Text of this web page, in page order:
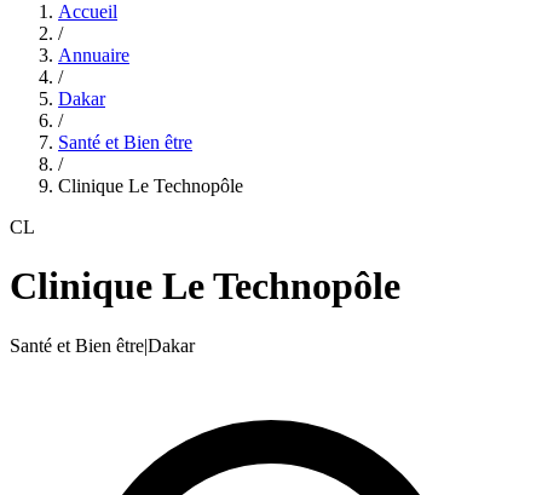
Accueil
/
Annuaire
/
Dakar
/
Santé et Bien être
/
Clinique Le Technopôle
CL
Clinique Le Technopôle
Santé et Bien être|Dakar